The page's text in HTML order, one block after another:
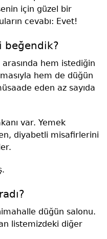
için güzel bir
cevabı: Evet!
beğendik?
hem istediğin
hem de düğün
eden az sayıda
var. Yemek
diyabetli misafirlerini
düğün salonu.
listemizdeki diğer